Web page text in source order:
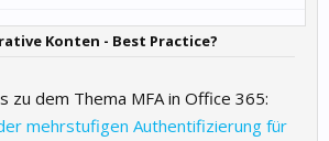
Konten - Best Practice?
zu dem Thema MFA in Office 365:
mehrstufigen Authentifizierung für